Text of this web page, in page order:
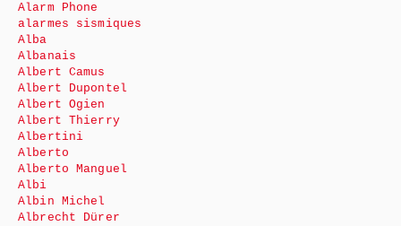
Alarm Phone
alarmes sismiques
Alba
Albanais
Albert Camus
Albert Dupontel
Albert Ogien
Albert Thierry
Albertini
Alberto
Alberto Manguel
Albi
Albin Michel
Albrecht Dürer